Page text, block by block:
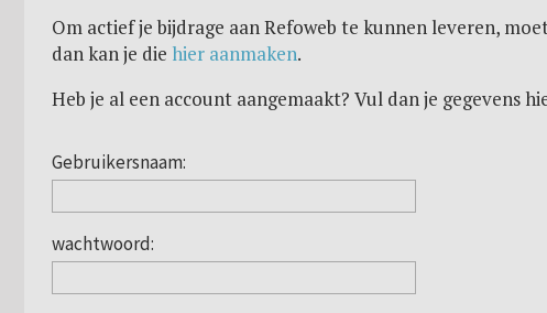
Om actief je bijdrage aan Refoweb te kunnen leveren,
dan kan je die hier aanmaken.
Heb je al een account aangemaakt? Vul dan je gegevens
Gebruikersnaam:
wachtwoord: